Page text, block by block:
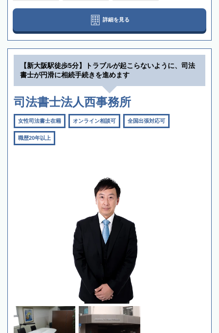
詳細を見る
【新大阪駅徒歩5分】トラブルが起こらないように、司法
書士が円滑に相続手続きを進めます
司法書士法人西事務所
女性司法書士在籍 オンライン相談可 全国出張対応可
職歴20年以上